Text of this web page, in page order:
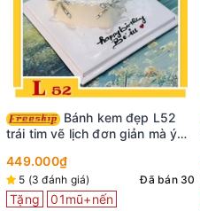
Bánh kem đẹp L52
trái tim vẽ lịch đơn giản mà ý
449.000₫
5 (3 đánh giá) Đã bán 30
Tặng 01mũ+nến